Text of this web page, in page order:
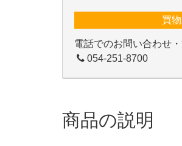
買
電話でのお問い合わせ
054-251-8700
商品の説明